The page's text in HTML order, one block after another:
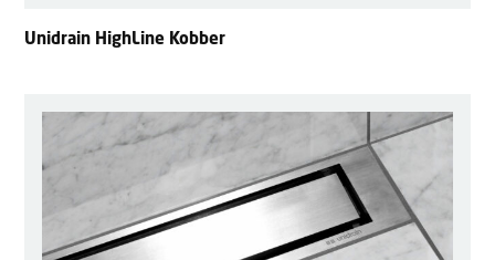
Unidrain HighLine Kobber